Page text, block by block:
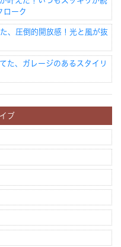
ローク
、圧倒的開放感！光と風が抜
た、ガレージのあるスタイリ
ブ